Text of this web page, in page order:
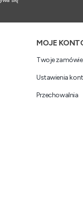
MOJE
Twoje
Ustawienia
Przechowalnia